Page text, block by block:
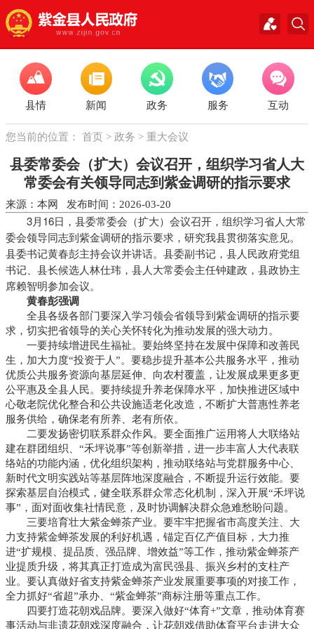
县情 新闻 政务 服务 互动
您当前的位置： 首页 > 政务 > 重大会议
县委常委会（扩大）会议召开，组织学习省人大
常委会有关领导同志到紫金调研的指示要求
来源：本网 发布时间：2026-03-20
3月16日， 县委常委会（扩大）会议召开，组织学习省人大常
委会领导同志到紫金调研的指示要求，研究我县贯彻落实意见。
县委书记黄春彭主持会议并讲话。县委副书记，县人民政府党组
书记、县长候选人林仕玮，县人大常委会主任钟建政，县政协主
席赖智明参加会议。
黄春彭强调
全县各级各部门要深入学习领会省领导到紫金调研的指示要
求，切实把省领导的关心关怀转化为推动发展的强大动力。
一要持续增进民生福祉。要始终坚持在发展中保障和改善民
生，加大力度“投资于人”。要稳步提升基本公共服务水平，推动
优质公共服务资源向基层延伸、向农村覆盖，让发展成果更多更
公平惠及全县人民。要持续提升养老保障水平，加快推进区域中
心敬老院优化整合和公共设施适老化改造，不断扩大普惠性养老
服务供给，确保老有所养、老有所依。
二要发扬密切联系群众作风。要全面推广运用将人大联络站
建在群团组织、“禾坪说事”等创新举措，进一步丰富人大代表联
络站的功能内涵，优化组织架构，推动联络站与党群服务中心、
新时代文明实践站等基层阵地深度融合，不断提升运行效能。要
探索基层自治模式，健全联系群众常态化机制，深入开展“禾坪说
事”，面对面收集社情民意，及时协调解决群众急难愁盼问题。
三要培育壮大紫金蝉茶产业。要牢牢把握省市高度关注、大
力支持紫金蝉茶发展的利好机遇，锚定百亿产值目标，大力推
进“扩规模、提品质、强品牌、增效益”等工作，推动紫金蝉茶产
业提质升级，将其真正打造成为富民强县、振兴乡村的支柱产
业。要认真做好省支持紫金蝉茶产业发展重要事项的对接工作，
全力抓好“省超”承办、“紫金蝉茶”商标注册等重点工作。
四要打造花朝戏品牌。要深入做好“体育+”文章，推动体育赛
事活动与非遗花朝戏深度融合，让花朝戏借助体育平台走进大众